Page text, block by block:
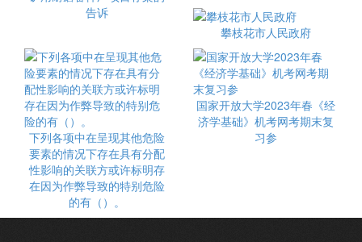
告诉
攀枝花市人民政府
下列各项中在呈现其他危险
要素的情况下存在具有分配
性影响的关联方或许标明存
在因为作弊导致的特别危险
的有（）。
国家开放大学2023年春《经
济学基础》机考网考期末复
习参